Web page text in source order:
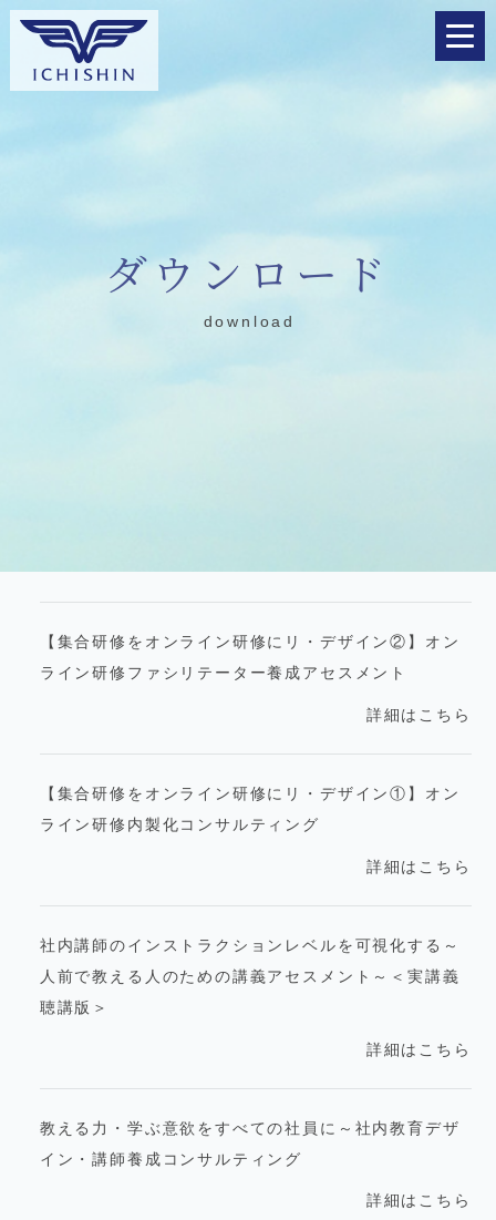
ダウンロード
download
【集合研修をオンライン研修にリ・デザイン②】オン
ライン研修ファシリテーター養成アセスメント
詳細はこちら
【集合研修をオンライン研修にリ・デザイン①】オン
ライン研修内製化コンサルティング
詳細はこちら
社内講師のインストラクションレベルを可視化する～
人前で教える人のための講義アセスメント～＜実講義
聴講版＞
詳細はこちら
教える力・学ぶ意欲をすべての社員に～社内教育デザ
イン・講師養成コンサルティング
詳細はこちら